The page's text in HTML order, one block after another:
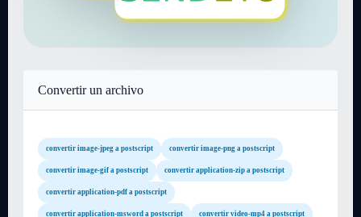
Convertir un archivo
convertir image-jpeg a postscript convertir image-png a postscript
convertir image-gif a postscript convertir application-zip a postscript
convertir application-pdf a postscript
convertir application-msword a postscript convertir video-mp4 a postscript